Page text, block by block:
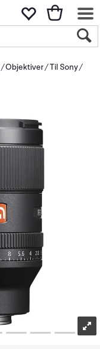
Objektiver Til Sony